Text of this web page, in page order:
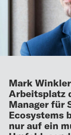
Mark
Arbeitsplatz
Manager für
Ecosystems
nur auf ein